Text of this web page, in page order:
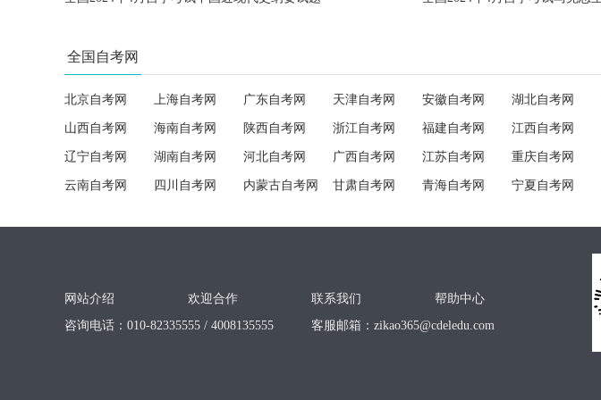
全国自考网
北京自考网 上海自考网 广东自考网 天津自考网 安徽自考网 湖北自考网
山西自考网 海南自考网 陕西自考网 浙江自考网 福建自考网 江西自考网
辽宁自考网 湖南自考网 河北自考网 广西自考网 江苏自考网 重庆自考网
云南自考网 四川自考网 内蒙古自考网 甘肃自考网 青海自考网 宁夏自考网
网站介绍 欢迎合作 联系我们
帮助中心
咨询电话：010-82335555 / 4008135555
客服邮箱： zikao365@cdeledu.com